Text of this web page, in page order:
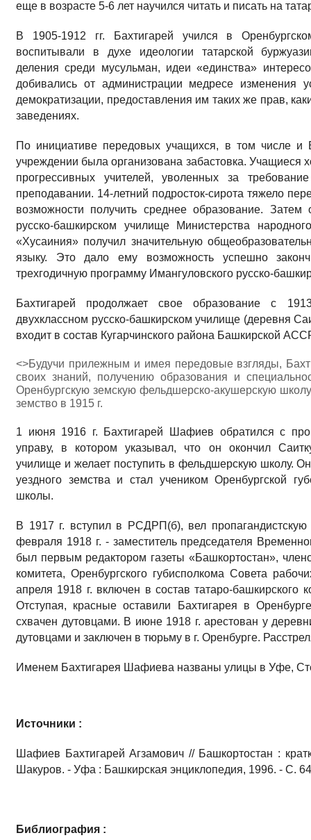
еще в возрасте 5-6 лет научился читать и писать на
В 1905-1912 гг. Бахтигарей учился в
воспитывали в духе идеологии татарской
деления среди мусульман, идеи «единства»
добивались от администрации медресе изменения
демократизации, предоставления им таких же прав,
заведениях.
По инициативе передовых учащихся, в том числе
учреждении была организована забастовка. Учащиеся
прогрессивных учителей, уволенных за
преподавании. 14-летний подросток-сирота тяжело
возможности получить среднее образование.
русско-башкирском училище Министерства
«Хусаиния» получил значительную
языку. Это дало ему возможность успешно
трехгодичную программу Имангуловского русско-
Бахтигарей продолжает свое образование с
двухклассном русско-башкирском училище (деревня
входит в состав Кугарчинского района Башкирской
<>Будучи прилежным и имея передовые взгляды,
своих знаний, получению образования и
Оренбургскую земскую фельдшерско-акушерскую
земство в 1915 г.
1 июня 1916 г. Бахтигарей Шафиев обратился с
управу, в котором указывал, что он окончил
училище и желает поступить в фельдшерскую школу.
уездного земства и стал учеником Оренбургской
школы.
В 1917 г. вступил в РСДРП(б), вел
февраля 1918 г. - заместитель председателя
был первым редактором газеты «Башкортостан»,
комитета, Оренбургского губисполкома Совета
апреля 1918 г. включен в состав татаро-
Отступая, красные оставили Бахтигарея в
схвачен дутовцами. В июне 1918 г. арестован у
дутовцами и заключен в тюрьму в г. Оренбурге.
Именем Бахтигарея Шафиева названы улицы в Уфе,
Источники :
Шафиев Бахтигарей Агзамович // Башкортостан :
Шакуров. - Уфа : Башкирская энциклопедия, 1996. - С.
Библиография :